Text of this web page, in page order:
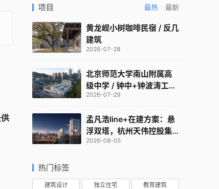
项目 最热 最新
黄龙岘小树咖啡民宿 / 反几
建筑
2026-07-28
北京师范大学南山附属高
级中学 / 钟中+钟波涛工作
室
2026-07-29
孟凡浩line+在建方案：悬
浮双塔，杭州天伟控股集
团总部
2026-08-05
热门标签
建筑设计 独立住宅 教育建筑